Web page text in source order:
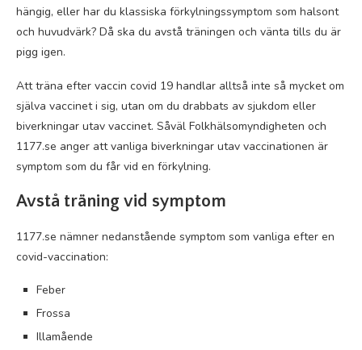
hängig, eller har du klassiska förkylningssymptom som halsont
och huvudvärk? Då ska du avstå träningen och vänta tills du är
pigg igen.
Att träna efter vaccin covid 19 handlar alltså inte så mycket om
själva vaccinet i sig, utan om du drabbats av sjukdom eller
biverkningar utav vaccinet. Såväl Folkhälsomyndigheten och
1177.se anger att vanliga biverkningar utav vaccinationen är
symptom som du får vid en förkylning.
Avstå träning vid symptom
1177.se nämner nedanstående symptom som vanliga efter en
covid-vaccination:
Feber
Frossa
Illamående